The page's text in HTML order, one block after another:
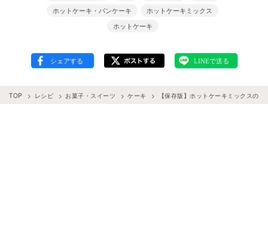
ホットケーキ・パンケーキ
ホットケーキミックス
ホットケーキ
TOP レシピ お菓子・スイーツ ケーキ 【保存版】ホットケーキミックスの